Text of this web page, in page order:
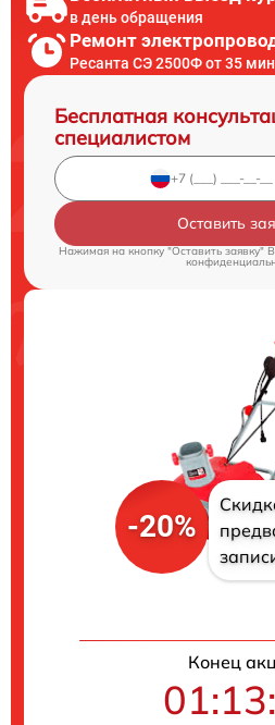
в день обращения
Ремонт
Ресанта СЭ 2500Ф от 35
Бесплатная
специалистом
Оставить
Нажимая на кнопку "Оставить заявку"
-20%
Конец